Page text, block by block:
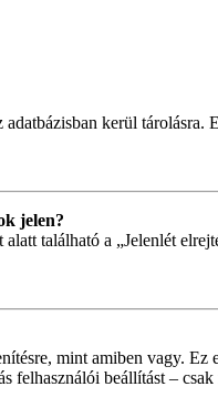
kerül tárolásra.
jelen?
található a „Jelenlét
mint amiben vagy.
beállítást –